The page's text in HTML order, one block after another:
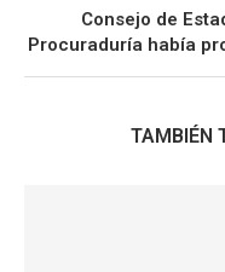
Consejo de
Procuraduría había
TAMBIÉN